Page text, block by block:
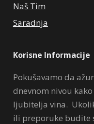
Naš Tim
Saradnja
Korisne Informacije
Pokušavamo da
dnevnom nivou
ljubitelja vina.
ili preporuke budite